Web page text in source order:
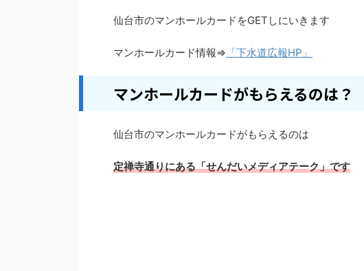
仙台市のマンホールカードをGETしにいきます
マンホールカード情報⇒ 「下水道広報HP」
マンホールカードがもらえるのは？
仙台市のマンホールカードがもらえるのは
定禅寺通りにある「せんだいメディアテーク」です